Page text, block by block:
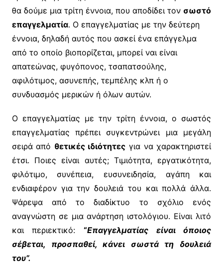
θα δούμε μια τρίτη έννοια, που αποδίδει τον σωστό
επαγγελματία. Ο επαγγελματίας με την δεύτερη
έννοια, δηλαδή αυτός που ασκεί ένα επάγγελμα
από το οποίο βιοπορίζεται, μπορεί ναι είναι
απατεώνας, φυγόπονος, τσαπατσούλης,
αφιλότιμος, ασυνεπής, τεμπέλης κλπ ή ο
συνδυασμός μερικών ή όλων αυτών.
Ο επαγγελματίας με την τρίτη έννοια, ο σωστός
επαγγελματίας πρέπει συγκεντρώνει μια μεγάλη
σειρά από θετικές ιδιότητες για να χαρακτηριστεί
έτσι. Ποιες είναι αυτές; Τιμιότητα, εργατικότητα,
φιλότιμο, συνέπεια, ευσυνειδησία, αγάπη και
ενδιαφέρον για την δουλειά του και πολλά άλλα.
Ψάρεψα από το διαδίκτυο το σχόλιο ενός
αναγνώστη σε μια ανάρτηση ιστολόγιου. Είναι λιτό
και περιεκτικό: “Επαγγελματίας είναι όποιος
σέβεται, προσπαθεί, κάνει σωστά τη δουλειά
του”.